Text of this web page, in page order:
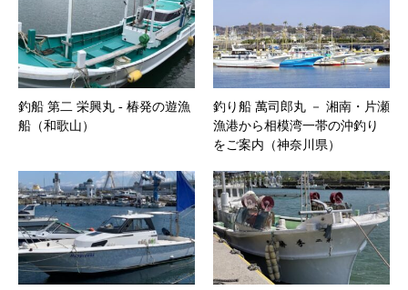
釣船 第二 栄興丸 ‐ 椿発の遊漁
船（和歌山）
釣り船 萬司郎丸 － 湘南・片瀬
漁港から相模湾一帯の沖釣り
をご案内（神奈川県）